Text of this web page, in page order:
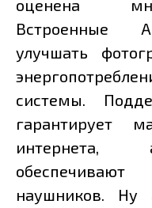
оценена
Встроенные
улучшать
системы.
гарантирует
интернета,
наушников. Ну